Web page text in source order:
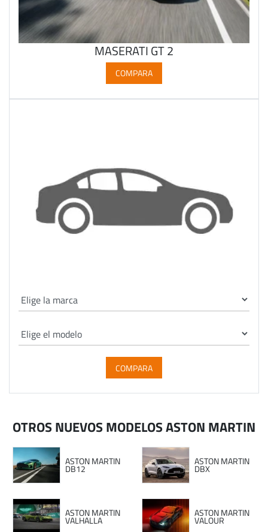
MASERATI GT 2
COMPARA
COMPARA
OTROS NUEVOS MODELOS ASTON MARTIN
ASTON MARTIN
DB12
ASTON MARTIN
DBX
ASTON MARTIN
VALHALLA
ASTON MARTIN
VALOUR